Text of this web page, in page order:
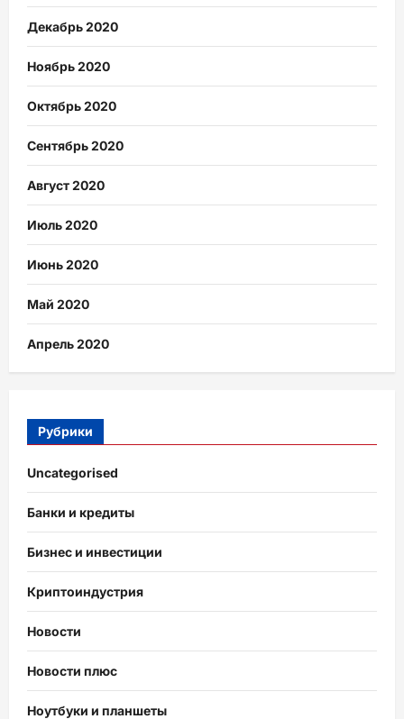
Декабрь 2020
Ноябрь 2020
Октябрь 2020
Сентябрь 2020
Август 2020
Июль 2020
Июнь 2020
Май 2020
Апрель 2020
Рубрики
Uncategorised
Банки и кредиты
Бизнес и инвестиции
Криптоиндустрия
Новости
Новости плюс
Ноутбуки и планшеты